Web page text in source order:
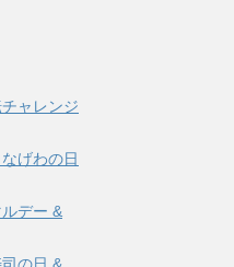
ャレンジ
げわの日
デー &